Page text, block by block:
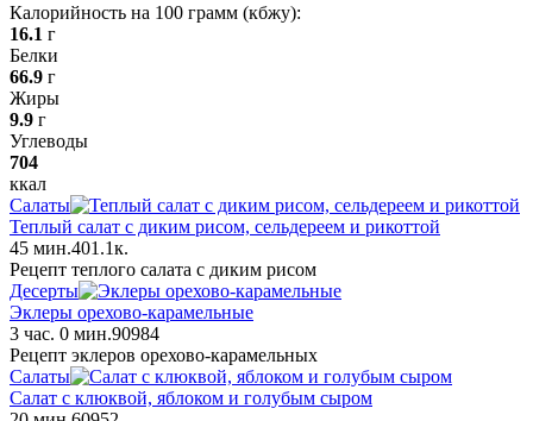
Калорийность на 100 грамм (кбжу):
16.1 г
Белки
66.9 г
Жиры
9.9 г
Углеводы
704
ккал
Салаты
Теплый салат с диким рисом, сельдереем и рикоттой
45 мин.401.1к.
Рецепт теплого салата с диким рисом
Десерты
Эклеры орехово-карамельные
3 час. 0 мин.90984
Рецепт эклеров орехово-карамельных
Салаты
Салат с клюквой, яблоком и голубым сыром